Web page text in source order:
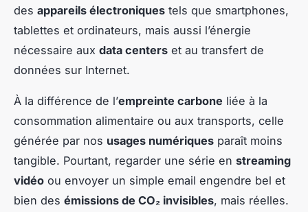
des appareils électroniques tels que smartphones,
tablettes et ordinateurs, mais aussi l’énergie
nécessaire aux data centers et au transfert de
données sur Internet.
À la différence de l’empreinte carbone liée à la
consommation alimentaire ou aux transports, celle
générée par nos usages numériques paraît moins
tangible. Pourtant, regarder une série en streaming
vidéo ou envoyer un simple email engendre bel et
bien des émissions de CO₂ invisibles, mais réelles.